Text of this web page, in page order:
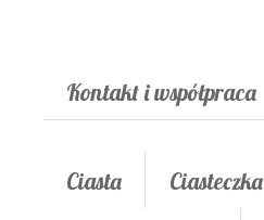
Kontakt i współpraca
Ciasta Ciasteczka